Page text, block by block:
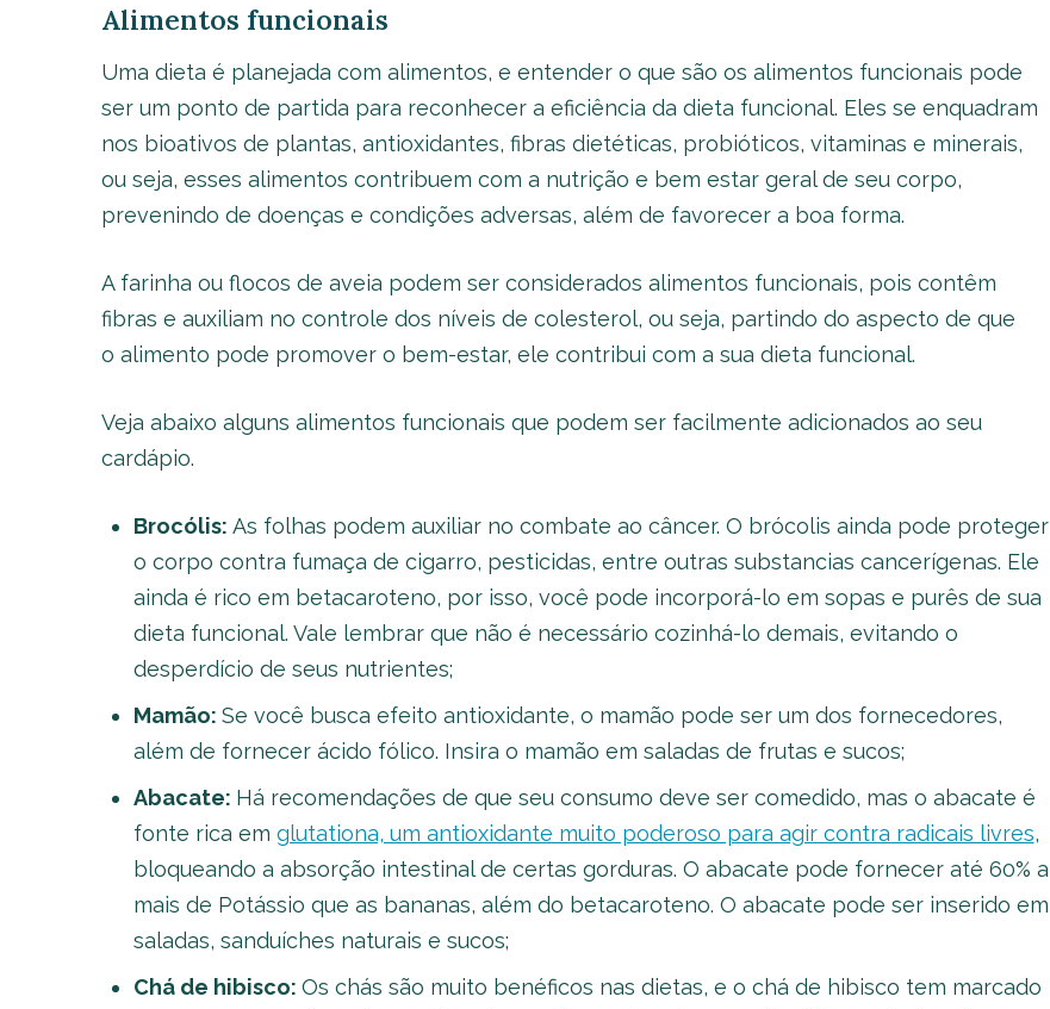
Alimentos funcionais
Uma dieta é planejada com alimentos, e entender o que são os alimentos funcionais pode
ser um ponto de partida para reconhecer a eficiência da dieta funcional. Eles se enquadram
nos bioativos de plantas, antioxidantes, fibras dietéticas, probióticos, vitaminas e minerais,
ou seja, esses alimentos contribuem com a nutrição e bem estar geral de seu corpo,
prevenindo de doenças e condições adversas, além de favorecer a boa forma.
A farinha ou flocos de aveia podem ser considerados alimentos funcionais, pois contêm
fibras e auxiliam no controle dos níveis de colesterol, ou seja, partindo do aspecto de que
o alimento pode promover o bem-estar, ele contribui com a sua dieta funcional.
Veja abaixo alguns alimentos funcionais que podem ser facilmente adicionados ao seu
cardápio.
Brocólis: As folhas podem auxiliar no combate ao câncer. O brócolis ainda pode proteger
o corpo contra fumaça de cigarro, pesticidas, entre outras substancias cancerígenas. Ele
ainda é rico em betacaroteno, por isso, você pode incorporá-lo em sopas e purês de sua
dieta funcional. Vale lembrar que não é necessário cozinhá-lo demais, evitando o
desperdício de seus nutrientes;
Mamão: Se você busca efeito antioxidante, o mamão pode ser um dos fornecedores,
além de fornecer ácido fólico. Insira o mamão em saladas de frutas e sucos;
Abacate: Há recomendações de que seu consumo deve ser comedido, mas o abacate é
fonte rica em glutationa, um antioxidante muito poderoso para agir contra radicais livres,
bloqueando a absorção intestinal de certas gorduras. O abacate pode fornecer até 60% a
mais de Potássio que as bananas, além do betacaroteno. O abacate pode ser inserido em
saladas, sanduíches naturais e sucos;
Chá de hibisco: Os chás são muito benéficos nas dietas, e o chá de hibisco tem marcado